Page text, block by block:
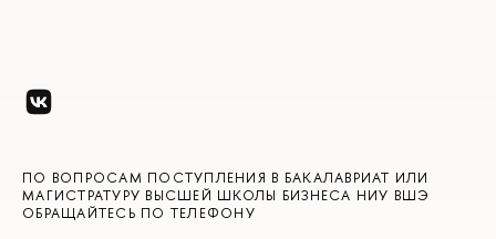
ПО ВОПРОСАМ ПОСТУПЛЕНИЯ В БАКАЛАВРИАТ ИЛИ
МАГИСТРАТУРУ ВЫСШЕЙ ШКОЛЫ БИЗНЕСА НИУ ВШЭ
ОБРАЩАЙТЕСЬ ПО ТЕЛЕФОНУ